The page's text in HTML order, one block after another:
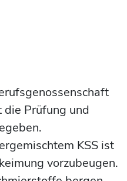
die Prüfung und
KSS ist
vorzubeugen.